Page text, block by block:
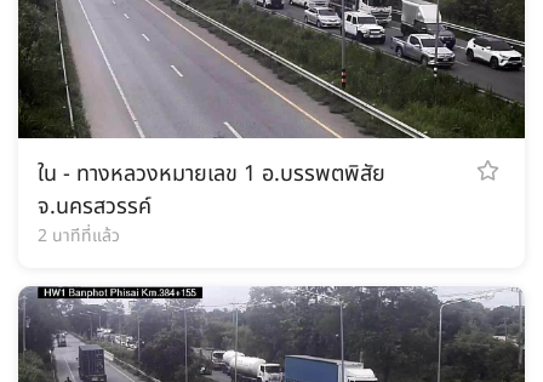
ใน - ทางหลวงหมายเลข 1 อ.บรรพตพิสัย
จ.นครสวรรค์
2 นาทีที่แล้ว